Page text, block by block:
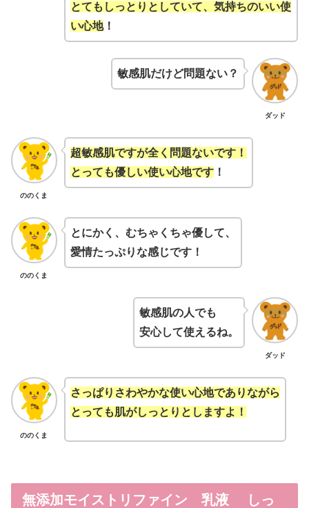
とてもしっとりとしていて、気持ちのいい使
い心地！
ダッド
敏感肌だけど問題ない？
ののくま
超敏感肌ですが全く問題ないです！
とっても優しい使い心地です！
ののくま
とにかく、むちゃくちゃ優して、
愛情たっぷりな感じです！
ダッド
敏感肌の人でも
安心して使えるね。
ののくま
さっぱりさわやかな使い心地でありながら
とっても肌がしっと りとしますよ！
無添加モイストリファイン 乳液 しっ